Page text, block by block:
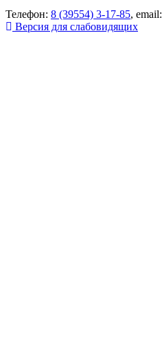
Телефон: 8 (39554) 3-17-85, email:
Версия для слабовидящих